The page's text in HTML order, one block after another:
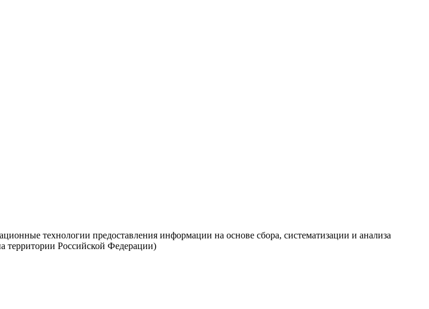
технологии предоставления информации на основе сбора, систематизации и анализа
территории Российской Федерации)